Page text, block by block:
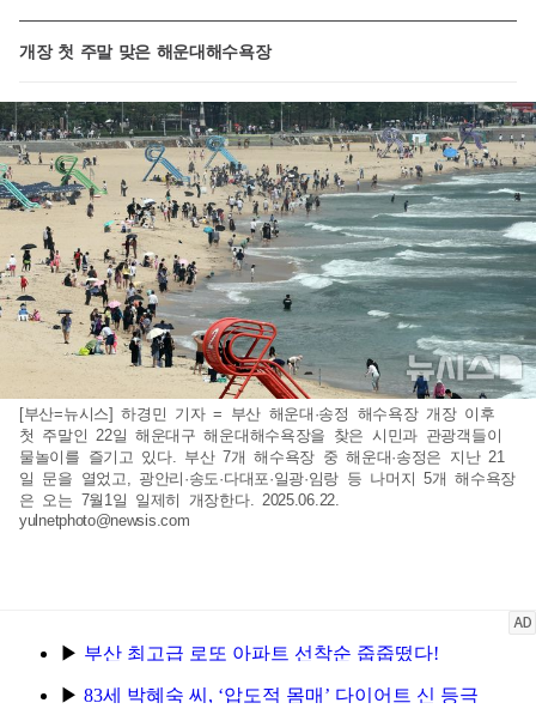
개장 첫 주말 맞은 해운대해수욕장
[부산=뉴시스] 하경민 기자 = 부산 해운대·송정 해수욕장 개장 이후
첫 주말인 22일 해운대구 해운대해수욕장을 찾은 시민과 관광객들이
물놀이를 즐기고 있다. 부산 7개 해수욕장 중 해운대·송정은 지난 21
일 문을 열었고, 광안리·송도·다대포·일광·임랑 등 나머지 5개 해수욕장
은 오는 7월1일 일제히 개장한다. 2025.06.22.
yulnetphoto@newsis.com